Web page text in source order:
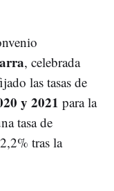
, celebrada
las tasas de
y 2021 para la
tasa de
tras la